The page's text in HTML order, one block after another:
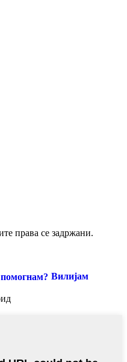
права се задржани.
Вилијам